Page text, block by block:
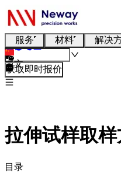
服务 材料 解决
中文
获取即时报价
拉伸试样取
目录